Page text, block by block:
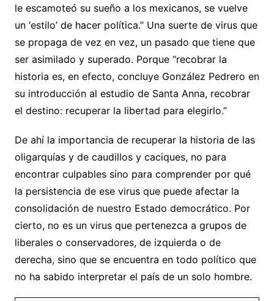
le escamoteó su sueño a los mexicanos, se vuelve
un ‘estilo’ de hacer política.” Una suerte de virus que
se propaga de vez en vez, un pasado que tiene que
ser asimilado y superado. Porque “recobrar la
historia es, en efecto, concluye González Pedrero en
su introducción al estudio de Santa Anna, recobrar
el destino: recuperar la libertad para elegirlo.”
De ahí la importancia de recuperar la historia de las
oligarquías y de caudillos y caciques, no para
encontrar culpables sino para comprender por qué
la persistencia de ese virus que puede afectar la
consolidación de nuestro Estado democrático. Por
cierto, no es un virus que pertenezca a grupos de
liberales o conservadores, de izquierda o de
derecha, sino que se encuentra en todo político que
no ha sabido interpretar el país de un solo hombre.